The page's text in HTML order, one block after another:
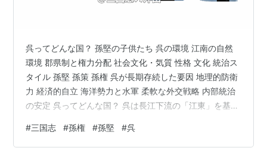
呉ってどんな国？ 孫堅の子供たち 呉の環境 江南の自然
環境 郡県制と権力分配 社会文化・気質 性格 文化 統治ス
タイル 孫堅 孫策 孫権 呉が長期存続した要因 地理的防衛
力 経済的自立 海洋勢力と水軍 柔軟な外交戦略 内部統治
の安定 呉ってどんな国？ 呉は長江下流の「江東」を基盤
蜀とは違い、豪族が連合しているのが特徴です。仕え
る、というよりも個別の有力豪族が協力連携している連
#三国志 #孫権 #孫堅 #呉